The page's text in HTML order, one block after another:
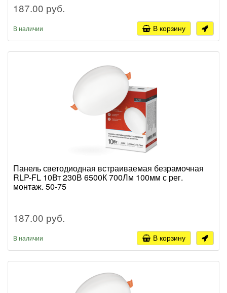
187.00 руб.
В наличии В корзину
Панель светодиодная встраиваемая безрамочная
RLP-FL 10Вт 230В 6500К 700Лм 100мм с рег.
монтаж. 50-75
187.00 руб.
В наличии В корзину